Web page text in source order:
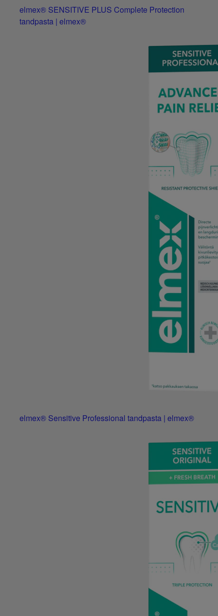
elmex® SENSITIVE PLUS Complete Protection
tandpasta | elmex®
elmex® Sensitive Professional tandpasta | elmex®